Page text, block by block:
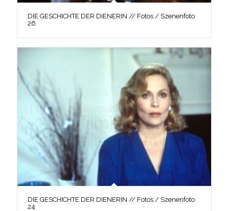
DIE GESCHICHTE DER DIENERIN // Fotos / Szenenfoto
26
DIE GESCHICHTE DER DIENERIN // Fotos / Szenenfoto
24